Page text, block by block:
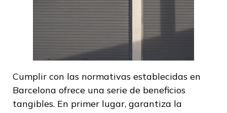
Cumplir con las normativas establecidas en
Barcelona ofrece una serie de beneficios
tangibles. En primer lugar, garantiza la